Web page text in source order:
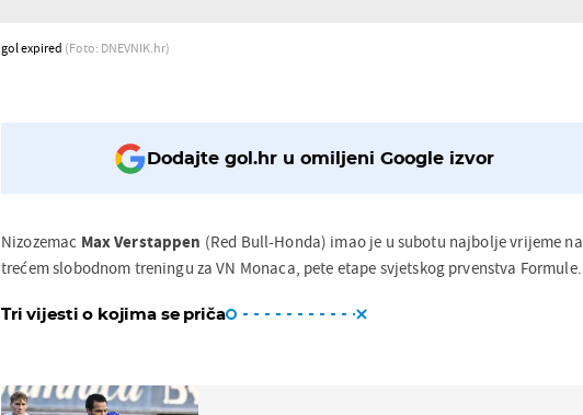
gol expired (Foto: DNEVNIK.hr)
Dodajte gol.hr u omiljeni Google izvor
Nizozemac Max Verstappen (Red Bull-Honda) imao je u subotu najbolje vrijeme na
trećem slobodnom treningu za VN Monaca, pete etape svjetskog prvenstva Formule.
Tri vijesti o kojima se priča